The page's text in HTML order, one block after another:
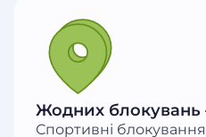
Жодних блокувань
Спортивні